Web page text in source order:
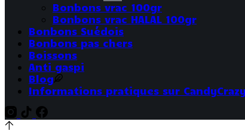
Bonbons vrac 100gr
Bonbons vrac HALAL 100gr
Bonbons Suédois
Bonbons pas chers
Boissons
Anti gaspi
Blog
Informations pratiques sur